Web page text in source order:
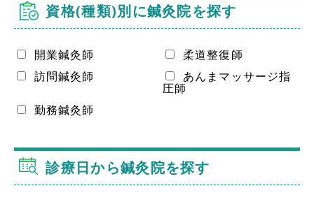
資格(種類)別に鍼灸院を探す
開業鍼灸師
柔道整復師
訪問鍼灸師
あんまマッサージ指
圧師
勤務鍼灸師
診療日から鍼灸院を探す